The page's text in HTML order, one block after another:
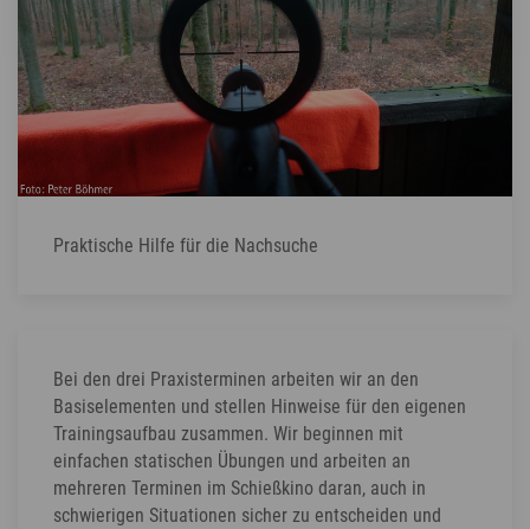
Praktische Hilfe für die Nachsuche
Bei den drei Praxisterminen arbeiten wir an den
Basiselementen und stellen Hinweise für den eigenen
Trainingsaufbau zusammen. Wir beginnen mit
einfachen statischen Übungen und arbeiten an
mehreren Terminen im Schießkino daran, auch in
schwierigen Situationen sicher zu entscheiden und